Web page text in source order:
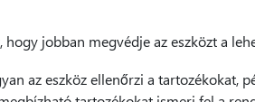
jobban megvédje az eszközt a
az eszköz ellenőrzi a tartozékokat,